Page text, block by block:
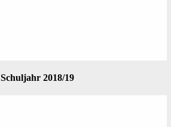
Schuljahr 2018/19